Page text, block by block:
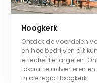
Hoogkerk
Ontdek de voordelen
en hoe bedrijven dit
effectief te targeten.
lokaal te adverteren
in de regio Hoogkerk.